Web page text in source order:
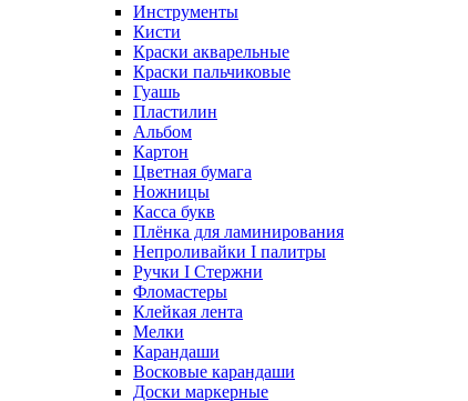
Инструменты
Кисти
Краски акварельные
Краски пальчиковые
Гуашь
Пластилин
Альбом
Картон
Цветная бумага
Ножницы
Касса букв
Плёнка для ламинирования
Непроливайки I палитры
Ручки I Стержни
Фломастеры
Клейкая лента
Мелки
Карандаши
Восковые карандаши
Доски маркерные